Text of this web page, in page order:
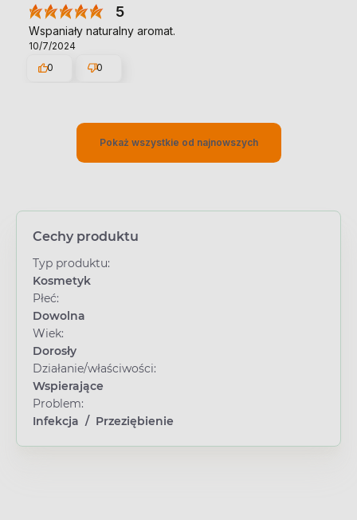
5
Wspaniały naturalny aromat.
10/7/2024
0
0
Pokaż wszystkie od najnowszych
Cechy produktu
Typ produktu:
Kosmetyk
Płeć:
Dowolna
Wiek:
Dorosły
Działanie/właściwości:
Wspierające
Problem:
Infekcja / Przeziębienie